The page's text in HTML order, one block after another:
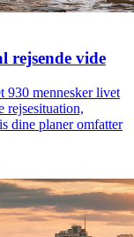
rejsende vide
930 mennesker livet
rejsesituation,
dine planer omfatter